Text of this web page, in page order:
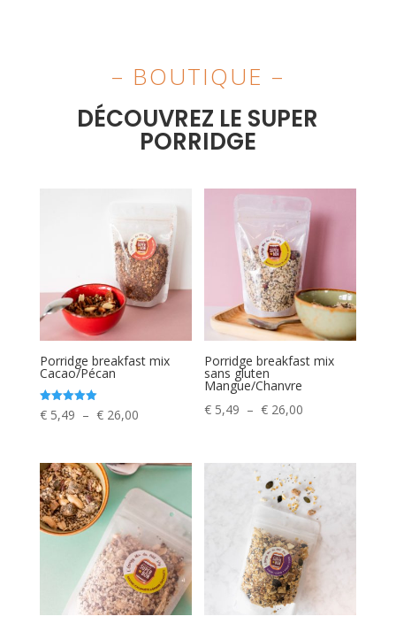
– BOUTIQUE –
DÉCOUVREZ LE SUPER
PORRIDGE
Porridge breakfast mix
Cacao/Pécan
Note
5.00
€5,49 – €26,00Plage
prix :
€ 26,00
Porridge breakfast mix
sans gluten
Mangue/Chanvre
€ 5,49 – € 26,00
€ 5,49
à
€ 26,00